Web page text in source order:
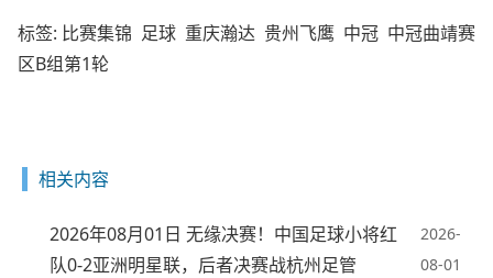
标签: 比赛集锦 足球 重庆瀚达 贵州飞鹰 中冠 中冠曲靖赛
区B组第1轮
相关内容
2026年08月01日 无缘决赛！中国足球小将红
队0-2亚洲明星联，后者决赛战杭州足管
2026-
08-01